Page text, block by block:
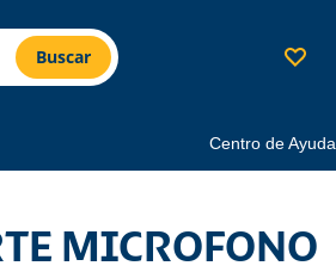
Buscar
Centro de Ayuda
MICROFONO